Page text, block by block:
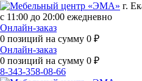
г.
с 11:00 до 20:00 ежедневно
Онлайн-заказ
0 позиций на сумму 0 ₽
Онлайн-заказ
0 позиций на сумму 0 ₽
8-343-358-08-66